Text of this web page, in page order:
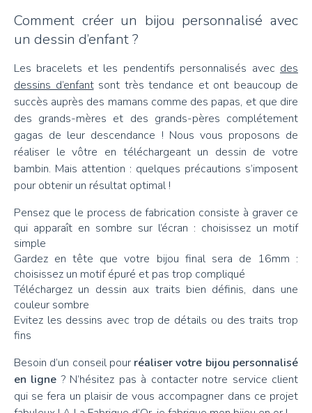
Comment créer un bijou personnalisé avec
un dessin d’enfant ?
Les bracelets et les pendentifs personnalisés avec des
dessins d’enfantsont très tendance et ont beaucoup de
succès auprès des mamans comme des papas, et que dire
des grands-mères et des grands-pères complétement
gagas de leur descendance ! Nous vous proposons de
réaliser le vôtre en téléchargeant un dessin de votre
bambin. Mais attention : quelques précautions s’imposent
pour obtenir un résultat optimal !
Pensez que le process de fabrication consiste à graver ce
qui apparaît en sombre sur l’écran : choisissez un motif
simple
Gardez en tête que votre bijou final sera de 16mm :
choisissez un motif épuré et pas trop compliqué
Téléchargez un dessin aux traits bien définis, dans une
couleur sombre
Evitez les dessins avec trop de détails ou des traits trop
fins
Besoin d’un conseil pour réaliser votre bijou personnalisé
en ligne? N’hésitez pas à contacter notre service client
qui se fera un plaisir de vous accompagner dans ce projet